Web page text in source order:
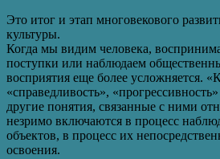
Это итог и этап многовекового
культуры.
Когда мы видим человека,
поступки или наблюдаем
восприятия еще более усложняется.
«справедливость»,
другие понятия, связанные с ними
незримо включаются в процесс
объектов, в процесс их
освоения.